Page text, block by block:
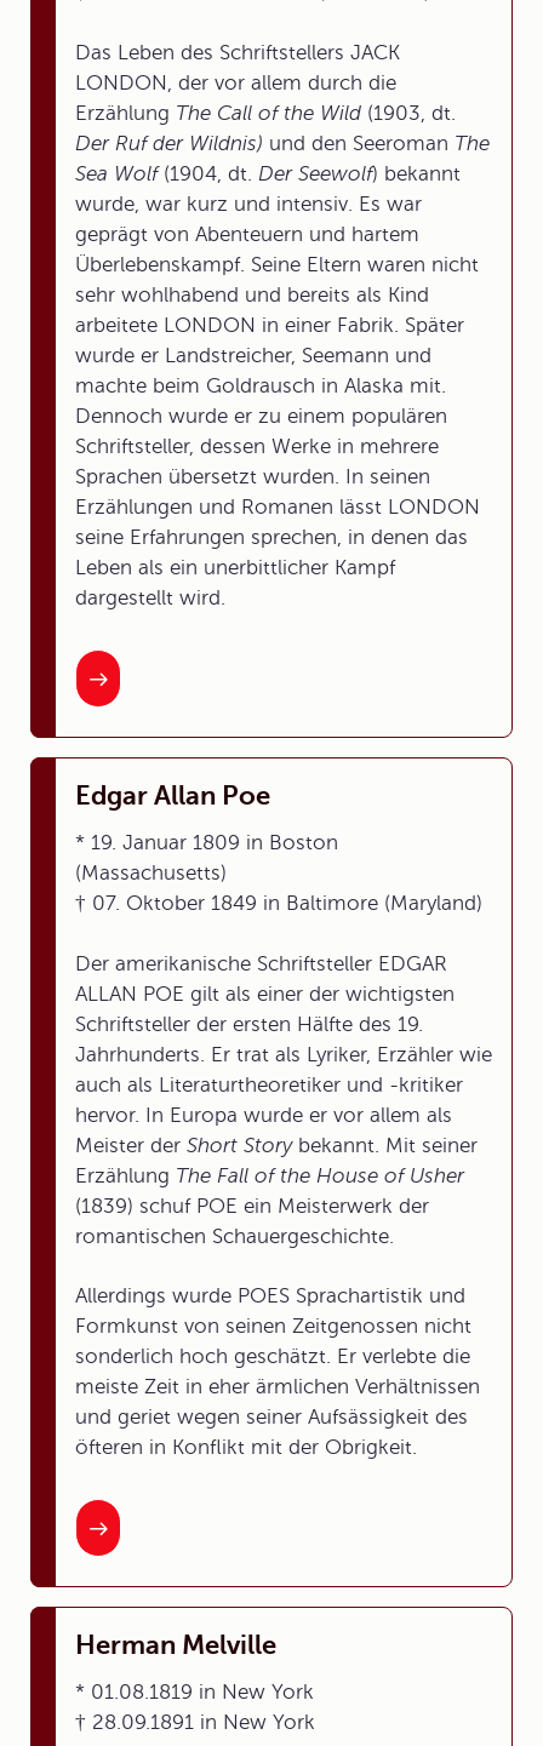
Das Leben des Schriftstellers JACK
LONDON, der vor allem durch die
Erzählung The Call of the Wild (1903, dt.
Der Ruf der Wildnis) und den Seeroman The
Sea Wolf(1904, dt. Der Seewolf) bekannt
wurde, war kurz und intensiv. Es war
geprägt von Abenteuern und hartem
Überlebenskampf. Seine Eltern waren nicht
sehr wohlhabend und bereits als Kind
arbeitete LONDON in einer Fabrik. Später
wurde er Landstreicher, Seemann und
machte beim Goldrausch in Alaska mit.
Dennoch wurde er zu einem populären
Schriftsteller, dessen Werke in mehrere
Sprachen übersetzt wurden. In seinen
Erzählungen und Romanen lässt LONDON
seine Erfahrungen sprechen, in denen das
Leben als ein unerbittlicher Kampf
dargestellt wird.
Edgar Allan Poe
* 19. Januar 1809 in Boston
(Massachusetts)
† 07. Oktober 1849 in Baltimore (Maryland)
Der amerikanische Schriftsteller EDGAR
ALLAN POE gilt als einer der wichtigsten
Schriftsteller der ersten Hälfte des 19.
Jahrhunderts. Er trat als Lyriker, Erzähler wie
auch als Literaturtheoretiker und -kritiker
hervor. In Europa wurde er vor allem als
Meister der Short Storybekannt. Mit seiner
Erzählung The Fall of the House of Usher
(1839) schuf POE ein Meisterwerk der
romantischen Schauergeschichte.
Allerdings wurde POES Sprachartistik und
Formkunst von seinen Zeitgenossen nicht
sonderlich hoch geschätzt. Er verlebte die
meiste Zeit in eher ärmlichen Verhältnissen
und geriet wegen seiner Aufsässigkeit des
öfteren in Konflikt mit der Obrigkeit.
Herman Melville
* 01.08.1819 in New York
† 28.09.1891 in New York